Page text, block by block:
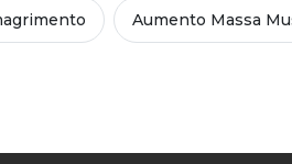
Aumento Massa